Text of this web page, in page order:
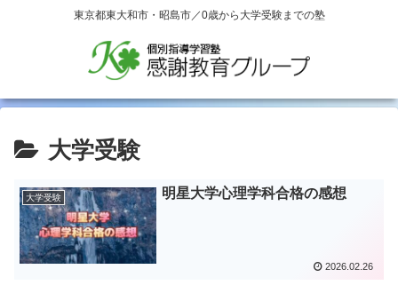
東京都東大和市・昭島市／0歳から大学受験までの塾
大学受験
大学受験 明星大学心理学科合格の感想
2026.02.26